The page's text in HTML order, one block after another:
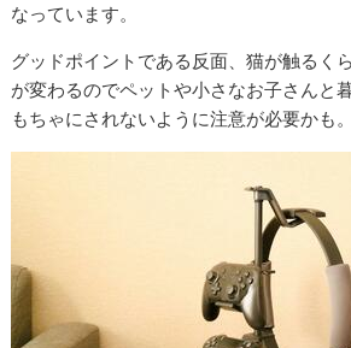
なっています。
グッドポイントである反面、猫が触るく
が変わるのでペットや小さなお子さんと
もちゃにされないように注意が必要かも。